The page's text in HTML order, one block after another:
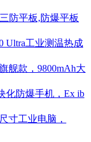
防平板,防爆平板
Ultra工业测温热成
舰款，9800mAh大
化防爆手机，Ex ib
寸工业电脑，